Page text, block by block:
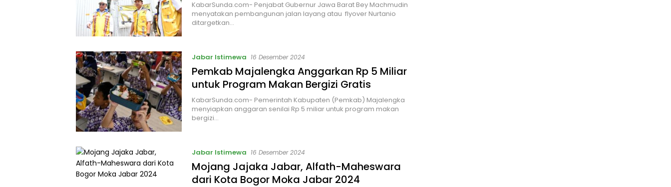
KabarSunda.com- Penjabat Gubernur Jawa Barat Bey Machmudin
menyatakan pembangunan jalan layang atau flyover Nurtanio
ditargetkan…
Jabar Istimewa 16 Desember 2024
Pemkab Majalengka Anggarkan Rp 5 Miliar
untuk Program Makan Bergizi Gratis
KabarSunda.com- Pemerintah Kabupaten (Pemkab) Majalengka
menyiapkan anggaran senilai Rp 5 miliar untuk program makan
bergizi…
Jabar Istimewa 16 Desember 2024
Mojang Jajaka Jabar, Alfath-Maheswara
dari Kota Bogor Moka Jabar 2024